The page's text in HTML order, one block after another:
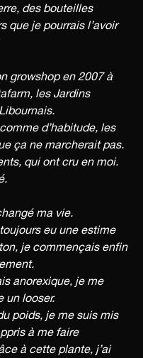
des bouteilles
que je pourrais l’avoir
growshop en 2007 à
les Jardins
d’habitude, les
ça ne marcherait pas.
qui ont cru en moi.
ma vie.
eu une estime
je commençais enfin
anorexique, je me
un looser.
poids, je me suis mis
à me faire
à cette plante, j’ai